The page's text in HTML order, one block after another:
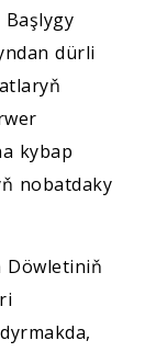
dürli
kybap
nobatdaky
Döwletiniň